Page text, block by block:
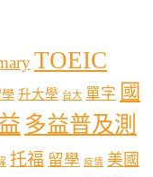
TOEIC
升大學 台大 單字 國
多益普及測
托福 留學 疫情 美國